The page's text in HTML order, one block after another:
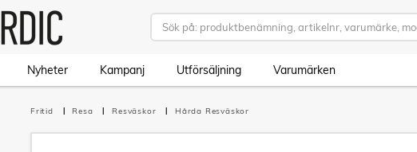
Nyheter Kampanj Utförsäljning Varumärken
Fritid Resa Resväskor Hårda Resväskor